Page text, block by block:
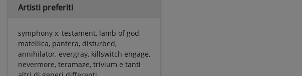
Artisti preferiti
symphony x, testament, lamb of god,
matellica, pantera, disturbed,
annihilator, evergray, killswitch engage,
nevermore, teramaze, trivium e tanti